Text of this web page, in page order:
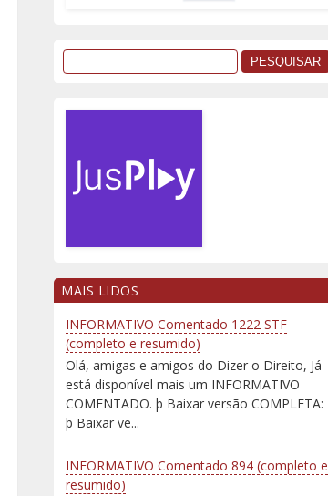
MAIS LIDOS
INFORMATIVO Comentado 1222 STF
(completo e resumido)
Olá, amigas e amigos do Dizer o Direito, Já
está disponível mais um INFORMATIVO
COMENTADO. þ Baixar versão COMPLETA:
þ Baixar ve...
INFORMATIVO Comentado 894 (completo e
resumido)